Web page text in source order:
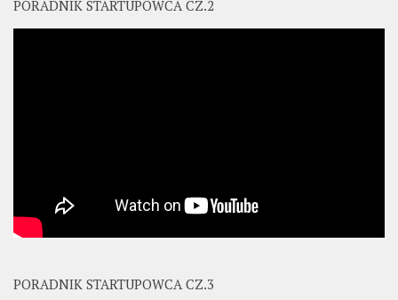
PORADNIK STARTUPOWCA CZ.2
PORADNIK STARTUPOWCA CZ.3